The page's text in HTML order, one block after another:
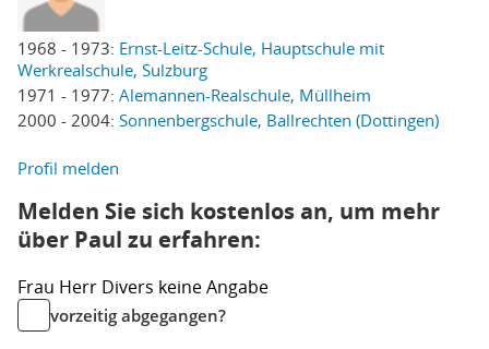
1968 - 1973: Ernst-Leitz-Schule, Hauptschule mit
Werkrealschule, Sulzburg
1971 - 1977: Alemannen-Realschule, Müllheim
2000 - 2004: Sonnenbergschule, Ballrechten (Dottingen)
Profil melden
Melden Sie sich kostenlos an, um mehr
über Paul zu erfahren:
Frau Herr Divers keine Angabe
vorzeitig abgegangen?